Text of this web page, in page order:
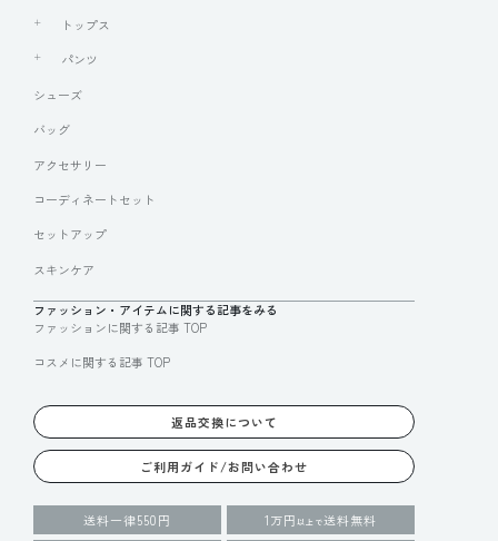
トップス
パンツ
シューズ
バッグ
アクセサリー
コーディネートセット
セットアップ
スキンケア
ファッション・アイテムに関する記事をみる
ファッションに関する記事 TOP
コスメに関する記事 TOP
返品交換について
ご利用ガイド/お問い合わせ
送料一律550円 1万円 以上で送料無料